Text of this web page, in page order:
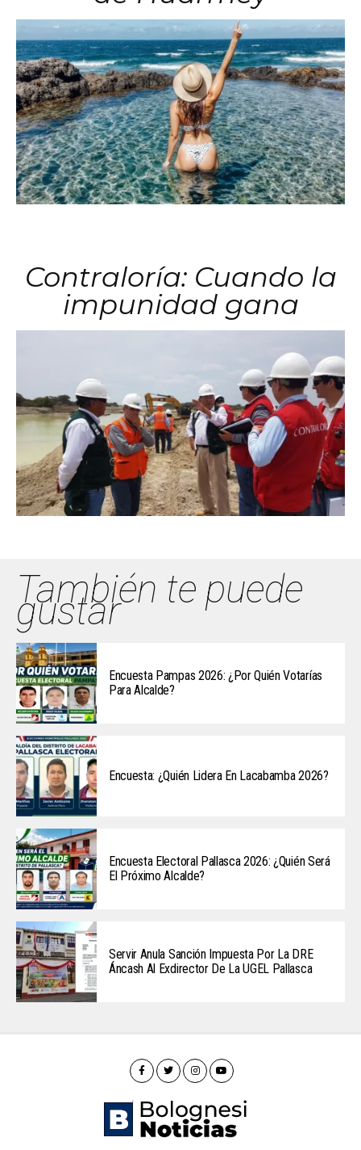
Contraloría: Cuando la
impunidad gana
También te puede
gustar
Encuesta Pampas 2026: ¿Por Quién Votarías
Para Alcalde?
Encuesta: ¿Quién Lidera En Lacabamba 2026?
Encuesta Electoral Pallasca 2026: ¿Quién Será
El Próximo Alcalde?
Servir Anula Sanción Impuesta Por La DRE
Áncash Al Exdirector De La UGEL Pallasca